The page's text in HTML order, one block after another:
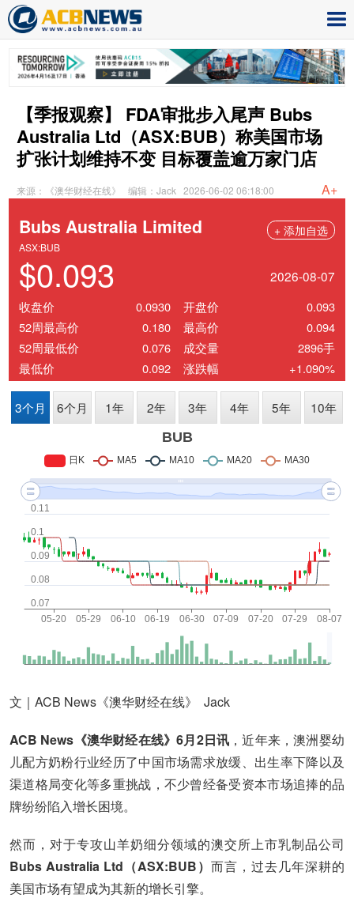
【季报观察】 FDA审批步入尾声 Bubs
Australia Ltd（ASX:BUB）称美国市场
扩张计划维持不变 目标覆盖逾万家门店
来源：《澳华财经在线》 编辑：Jack 2026-06-02 06:18:00 A+
文｜ACB News《澳华财经在线》 Jack
ACB News《澳华财经在线》6月2日讯 ，近年来，澳洲婴幼
儿配方奶粉行业经历了中国市场需求放缓、出生率下降以及
渠道格局变化等多重挑战，不少曾经备受资本市场追捧的品
牌纷纷陷入增长困境。
然而，对于专攻山羊奶细分领域的澳交所上市乳制品公司
Bubs Australia Ltd（ASX:BUB）而言，过去几年深耕的
美国市场有望成为其新的增长引擎。